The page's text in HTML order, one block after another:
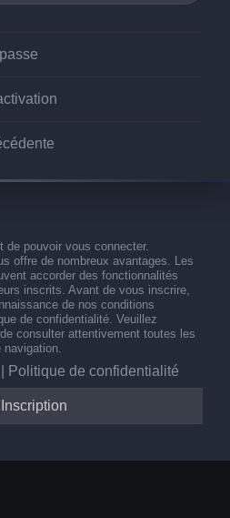
de pouvoir vous connecter.
offre de nombreux avantages. Les
accorder des fonctionnalités
inscrits. Avant de vous inscrire,
de nos conditions
de confidentialité. Veuillez
consulter attentivement toutes les
navigation.
Politique de confidentialité
Inscription